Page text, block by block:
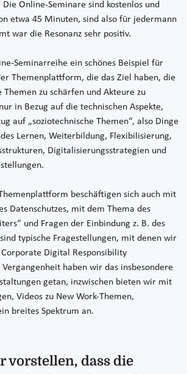
Online-Seminare sind kostenlos und
etwa 45 Minuten, sind also für jedermann
war die Resonanz sehr positiv.
Seminarreihe ein schönes Beispiel für
Themenplattform, die das Ziel haben, die
zu schärfen und Akteure zu
in Bezug auf die technischen Aspekte,
auf „soziotechnische Themen“, also Dinge
Lernen, Weiterbildung, Flexibilisierung,
Digitalisierungsstrategien und
beschäftigen sich auch mit
Datenschutzes, mit dem Thema des
und Fragen der Einbindung z. B. des
typische Fragestellungen, mit denen wir
Digital Responsibility
haben wir das insbesondere
getan, inzwischen bieten wir mit
Videos zu New Work-Themen,
breites Spektrum an.
vorstellen, dass die